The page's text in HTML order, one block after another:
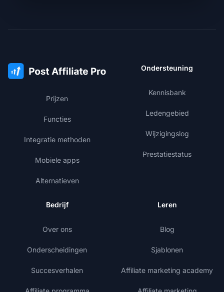
Prijzen
Functies
Integratie methoden
Mobiele apps
Alternatieven
Ondersteuning
Kennisbank
Ledengebied
Wijzigingslog
Prestatiestatus
Bedrijf
Over ons
Onderscheidingen
Succesverhalen
Leren
Blog
Sjablonen
Affiliate marketing academy